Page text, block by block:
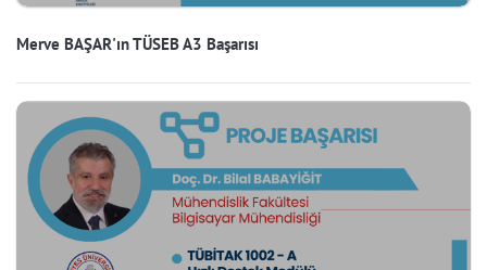
Merve BAŞAR'ın TÜSEB A3 Başarısı